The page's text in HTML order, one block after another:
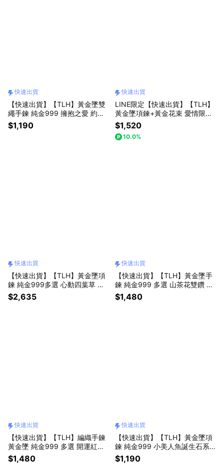
快速出貨
【快速出貨】【TLH】黃金墜雙
繩手鍊 純金999 擁抱之愛 約重
0.02錢±0.01 贈專屬禮盒包裝
$1,190
快速出貨
LINE限定【快速出貨】【TLH】
黃金墜項鍊+黃金花束 愛情限時
批 約重0.02錢±0.01
$1,520
10.0%
快速出貨
【快速出貨】【TLH】黃金墜項
鍊 純金999多選 心動四葉草 約
重0.07錢±0.01 (母親節 生日 情
人節 送禮)
$2,635
快速出貨
【快速出貨】【TLH】黃金墜手
鍊 純金999 多選 山茶花雙鑽 約
重0.03錢±0.01(生日禮 情人節 )
$1,480
快速出貨
【快速出貨】【TLH】編織手鍊
黃金墜 純金999 多選 開運紅繩
約重0.03錢±0.01(母親節 生日
禮 情人節)
$1,480
快速出貨
【快速出貨】【TLH】黃金墜項
鍊 純金999 小美人魚誕生石系
列 約重0.02錢±0.01(母親節 生
日 情人節 )
$1,190